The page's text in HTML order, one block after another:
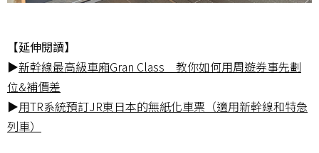
【延伸閱讀】
▶新幹線最高級車廂Gran Class 教你如何用周遊券事先劃
位&補價差
▶用TR系統預訂JR東日本的無紙化車票（適用新幹線和特急
列車）